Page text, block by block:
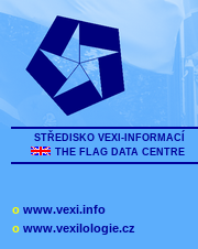
STŘEDISKO VEXI-INFORMACÍ
THE FLAG DATA CENTRE
o www.vexi.info
o www.vexilologie.cz